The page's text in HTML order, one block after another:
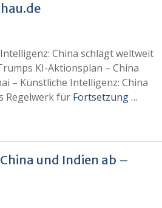
China schlägt weltweit
KI-Aktionsplan – China
– Künstliche Intelligenz: China
Regelwerk für Fortsetzung …
und Indien ab –